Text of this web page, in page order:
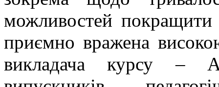
можливостей покращити
приємно вражена
викладача курсу –